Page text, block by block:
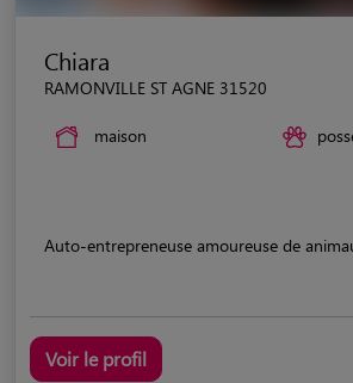
Chiara
RAMONVILLE ST AGNE 31520
maison
Auto-entrepreneuse amoureuse de
Voir le profil